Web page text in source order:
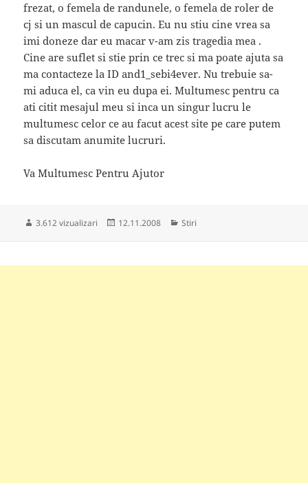
frezat, o femela de randunele, o femela de roler de
cj si un mascul de capucin. Eu nu stiu cine vrea sa
imi doneze dar eu macar v-am zis tragedia mea .
Cine are suflet si stie prin ce trec si ma poate ajuta sa
ma contacteze la ID and1_sebi4ever. Nu trebuie sa-
mi aduca el, ca vin eu dupa ei. Multumesc pentru ca
ati citit mesajul meu si inca un singur lucru le
multumesc celor ce au facut acest site pe care putem
sa discutam anumite lucruri.
Va Multumesc Pentru Ajutor
3.612 vizualizari
Publicat
12.11.2008 Categorii
Stiri